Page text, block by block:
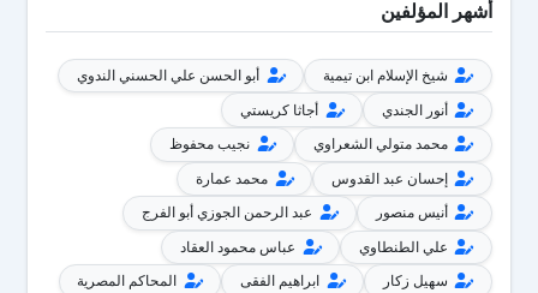
أشهر المؤلفين
شيخ الإسلام ابن تيمية
أبو الحسن علي الحسني الندوي
أنور الجندي
أجاثا كريستي
محمد متولي الشعراوي
نجيب محفوظ
إحسان عبد القدوس
محمد عمارة
أنيس منصور
عبد الرحمن الجوزي أبو الفرج
علي الطنطاوي
عباس محمود العقاد
سهيل زكار
ابراهيم الفقى المحاكم المصرية